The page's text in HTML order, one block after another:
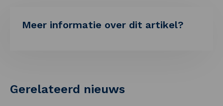
Meer informatie over dit artikel?
Gerelateerd nieuws